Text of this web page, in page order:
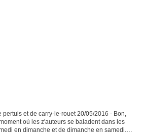
et de carry-le-rouet 20/05/2016 - Bon,
où les z'auteurs se baladent dans les
en dimanche et de dimanche en samedi.